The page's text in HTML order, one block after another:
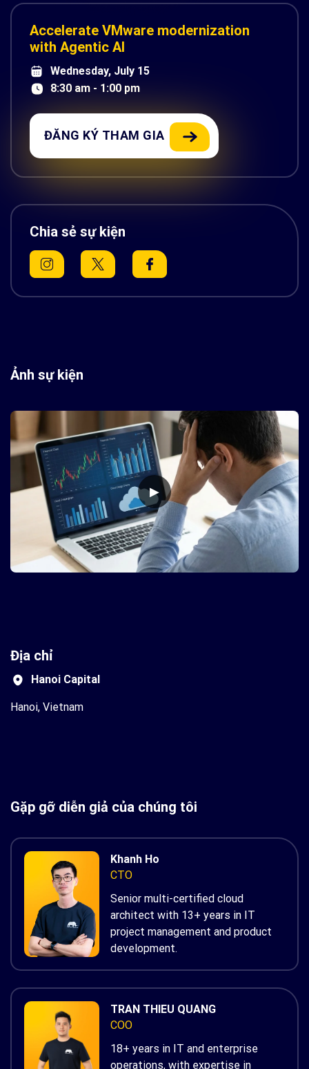
Accelerate VMware modernization
with Agentic AI
Wednesday, July 15
8:30 am - 1:00 pm
ĐĂNG KÝ THAM GIA
Chia sẻ sự kiện
Ảnh sự kiện
▶
Địa chỉ
Hanoi Capital
Hanoi, Vietnam
Gặp gỡ diễn giả của chúng tôi
Khanh Ho
CTO
Senior multi-certified cloud
architect with 13+ years in IT
project management and product
development.
TRAN THIEU QUANG
COO
18+ years in IT and enterprise
operations, with expertise in